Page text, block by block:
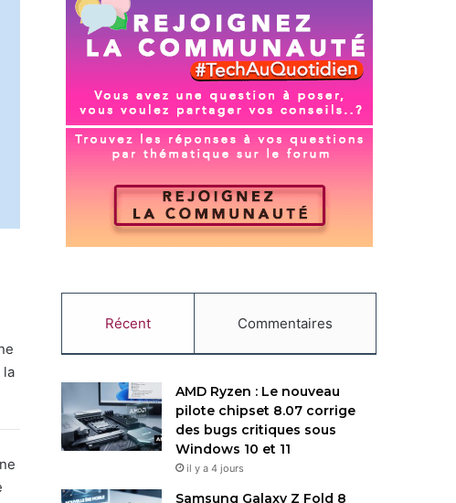
la
Récent Commentaires
AMD Ryzen : Le nouveau
pilote chipset 8.07 corrige
des bugs critiques sous
Windows 10 et 11
il y a 4 jours
Samsung Galaxy Z Fold 8